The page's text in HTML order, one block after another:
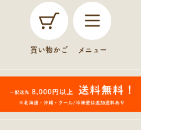
買い物かご メニュー